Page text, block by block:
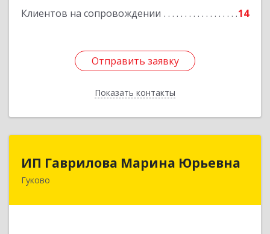
Клиентов на сопровождении 14
Отправить заявку
Показать контакты
Отправить заявку
Назад
ИП Гаврилова Марина Юрьевна
Гуково